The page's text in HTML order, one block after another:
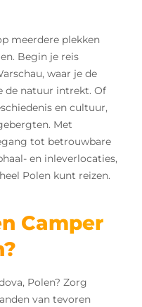
meerdere plekken
Begin je reis
waar je de
de natuur intrekt. Of
en cultuur,
Met
tot betrouwbare
en inleverlocaties,
Polen kunt reizen.
Camper
Polen? Zorg
van tevoren